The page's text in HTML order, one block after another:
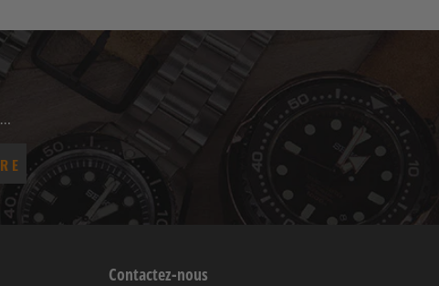
Contactez-nous